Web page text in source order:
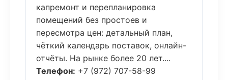
капремонт и перепланировка
помещений без простоев и
пересмотра цен: детальный план,
чёткий календарь поставок, онлайн-
отчёты. На рынке более 20 лет....
Телефон: +7 (972) 707-58-99